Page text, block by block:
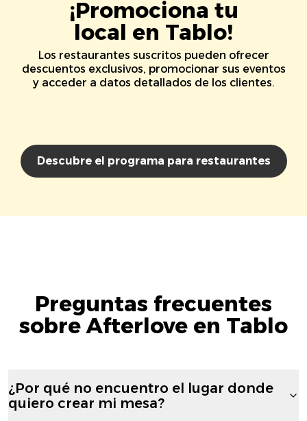
¡Promociona tu
local en Tablo!
Los restaurantes suscritos pueden ofrecer
descuentos exclusivos, promocionar sus eventos
y acceder a datos detallados de los clientes.
Descubre el programa para restaurantes
Preguntas frecuentes
sobre Afterlove en Tablo
¿Por qué no encuentro el lugar donde
quiero crear mi mesa?